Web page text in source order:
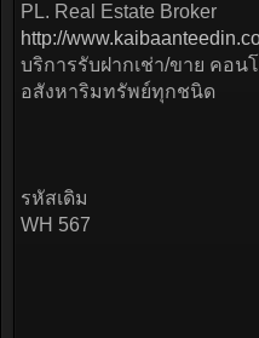
PL. Real Estate Broker
http://
บริการรับฝากเช่า/ขาย คอน
อสังหาริมทรัพย์ทุกชนิด
รหัสเดิม
WH 567